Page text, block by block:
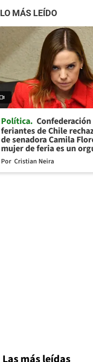
LO MÁS LEÍDO
Política Confederación
feriantes de Chile
de senadora Camila
mujer de feria es un
Por Cristian Neira
Las más leídas